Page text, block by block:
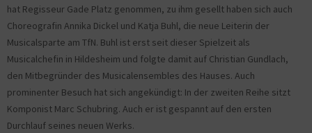
hat Regisseur Gade Platz genommen, zu ihm gesellt haben sich auch
Choreografin Annika Dickel und Katja Buhl, die neue Leiterin der
Musicalsparte am TfN. Buhl ist erst seit dieser Spielzeit als
Musicalchefin in Hildesheim und folgte damit auf Christian Gundlach,
den Mitbegründer des Musicalensembles des Hauses. Auch
prominenter Besuch hat sich angekündigt: In der zweiten Reihe sitzt
Komponist Marc Schubring. Auch er ist gespannt auf den ersten
Durchlauf seines neuen Werks.